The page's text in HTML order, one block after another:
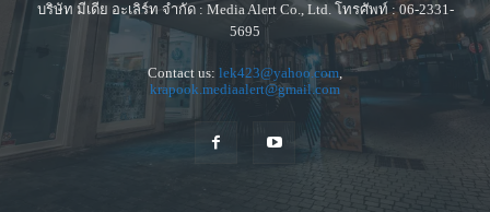
บริษัท มีเดีย อะเลิร์ท จำกัด : Media Alert Co., Ltd. โทรศัพท์ : 06-2331-
5695
Contact us: lek423@yahoo.com,
krapook.mediaalert@gmail.com